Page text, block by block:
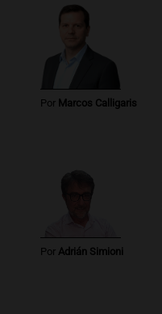
Por Marcos Calligaris
Por Adrián Simioni